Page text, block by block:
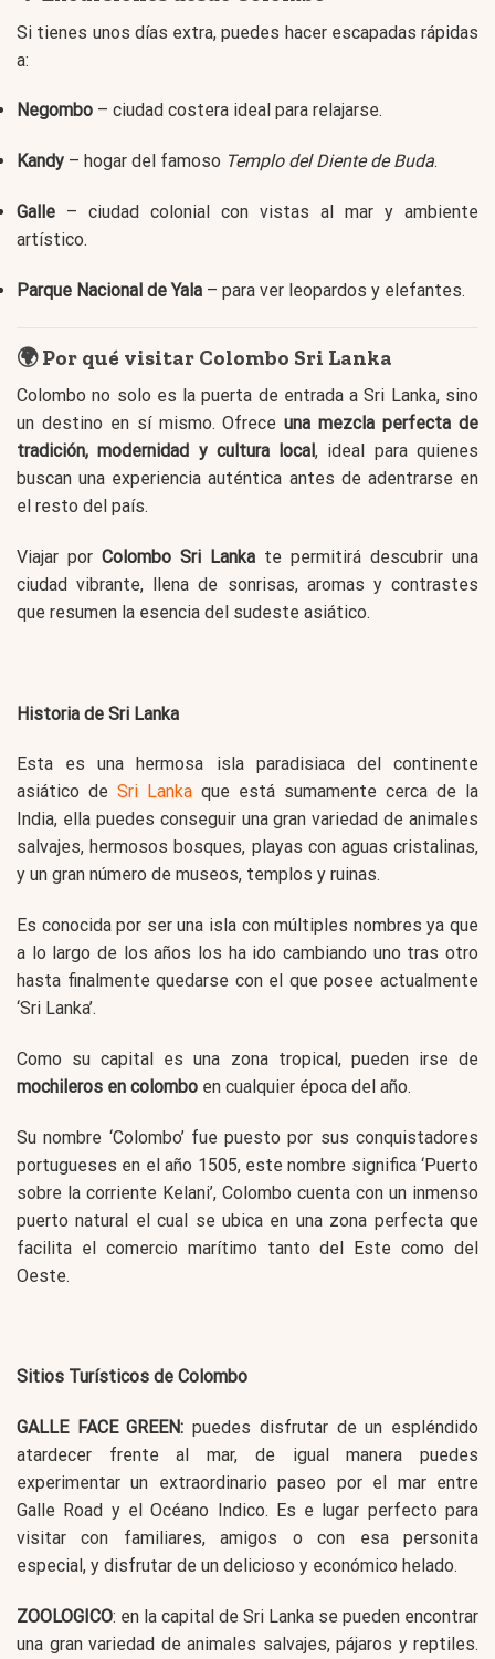
Si tienes unos días extra, puedes hacer escapadas rápidas
a:
Negombo – ciudad costera ideal para relajarse.
Kandy – hogar del famoso Templo del Diente de Buda.
Galle – ciudad colonial con vistas al mar y ambiente
artístico.
Parque Nacional de Yala – para ver leopardos y elefantes.
🌍 Por qué visitar Colombo Sri Lanka
Colombo no solo es la puerta de entrada a Sri Lanka, sino
un destino en sí mismo. Ofreceuna mezcla perfecta de
tradición, modernidad y cultura local, ideal para quienes
buscan una experiencia auténtica antes de adentrarse en
el resto del país.
Viajar por Colombo Sri Lanka te permitirá descubrir una
ciudad vibrante, llena de sonrisas, aromas y contrastes
que resumen la esencia del sudeste asiático.
Historia de Sri Lanka
Esta es una hermosa isla paradisiaca del continente
asiático de Sri Lanka que está sumamente cerca de la
India, ella puedes conseguir una gran variedad de animales
salvajes, hermosos bosques, playas con aguas cristalinas,
y un gran número de museos, templos y ruinas.
Es conocida por ser una isla con múltiples nombres ya que
a lo largo de los años los ha ido cambiando uno tras otro
hasta finalmente quedarse con el que posee actualmente
‘Sri Lanka’.
Como su capital es una zona tropical, pueden irse de
mochileros en colombo en cualquier época del año.
Su nombre ‘Colombo’ fue puesto por sus conquistadores
portugueses en el año 1505, este nombre significa ‘Puerto
sobre la corriente Kelani’, Colombo cuenta con un inmenso
puerto natural el cual se ubica en una zona perfecta que
facilita el comercio marítimo tanto del Este como del
Oeste.
Sitios Turísticos de Colombo
GALLE FACE GREEN:puedes disfrutar de un espléndido
atardecer frente al mar, de igual manera puedes
experimentar un extraordinario paseo por el mar entre
Galle Road y el Océano Indico. Es e lugar perfecto para
visitar con familiares, amigos o con esa personita
especial, y disfrutar de un delicioso y económico helado.
ZOOLOGICO: en la capital de Sri Lanka se pueden encontrar
una gran variedad de animales salvajes, pájaros y reptiles.